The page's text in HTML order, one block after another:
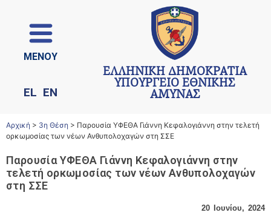
ΜΕΝΟΥ
EL EN
ΕΛΛΗΝΙΚΗ ΔΗΜΟΚΡΑΤΙΑ
ΥΠΟΥΡΓΕΙΟ ΕΘΝΙΚΗΣ
ΑΜΥΝΑΣ
Αρχική > 3η Θέση > Παρουσία ΥΦΕΘΑ Γιάννη Κεφαλογιάννη στην τελετή
ορκωμοσίας των νέων Ανθυπολοχαγών στη ΣΣΕ
Παρουσία ΥΦΕΘΑ Γιάννη Κεφαλογιάννη στην
τελετή ορκωμοσίας των νέων Ανθυπολοχαγών
στη ΣΣΕ
20 Ιουνίου, 2024